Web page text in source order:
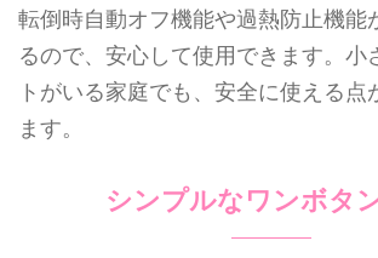
転倒時自動オフ機能や過熱防止機能
るので、安心して使用できます。小
トがいる家庭でも、安全に使える点
ます。
シンプルなワンボタ